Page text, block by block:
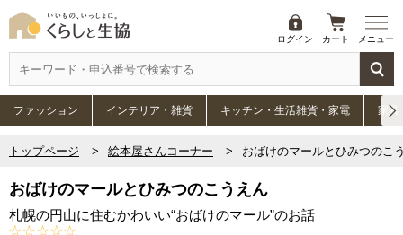
ログイン カート メニュー
ファッション インテリア・雑貨 キッチン・生活雑貨・家電 家具
トップページ 絵本屋さんコーナー おばけのマールとひみつのこ
おばけのマールとひみつのこうえん
札幌の円山に住むかわいい“おばけのマール”のお話